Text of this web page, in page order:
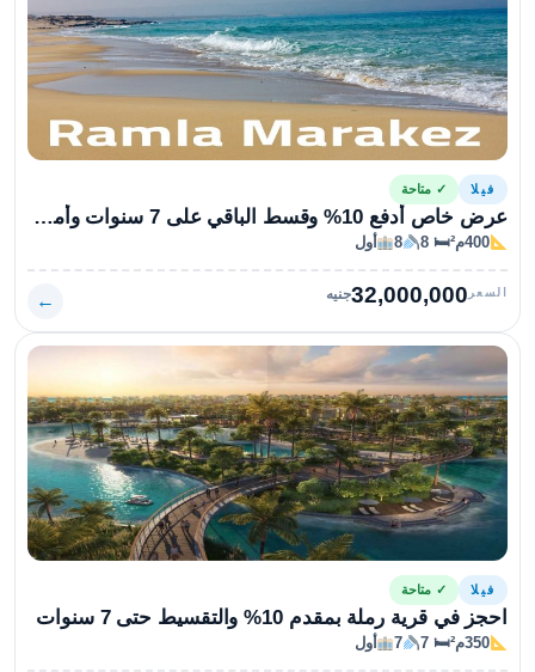
فيلا ✓ متاحة
عرض خاص أدفع 10% وقسط الباقي على 7 سنوات وأمتلك في قرية رملة
400م² 🛏 8
8 أول
السعر 32,000,000جنيه ←
فيلا ✓ متاحة
احجز في قرية رملة بمقدم 10% والتقسيط حتى 7 سنوات
350م² 🛏 7
7 أول